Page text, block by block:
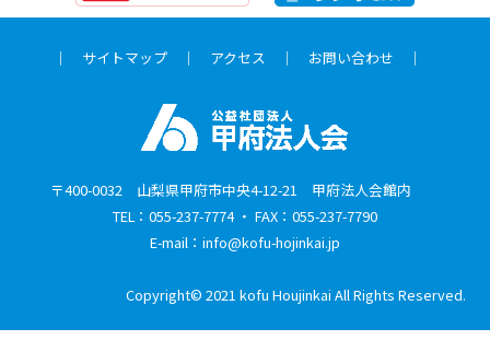
｜ サイトマップ ｜ アクセス ｜ お問い合わせ ｜
〒400-0032 山梨県甲府市中央4-12-21 甲府法人会館内
TEL：055-237-7774 ・ FAX：055-237-7790
E-mail：info@kofu-hojinkai.jp
Copyright© 2021 kofu Houjinkai All Rights Reserved.